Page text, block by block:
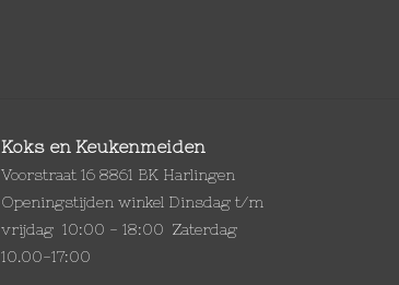
Koks en Keukenmeiden
Voorstraat 16 8861 BK Harlingen
Openingstijden winkel Dinsdag t/m
vrijdag 10:00 - 18:00 Zaterdag
10.00-17:00